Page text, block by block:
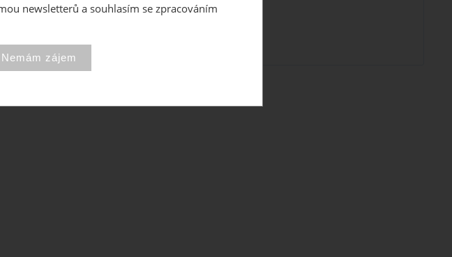
100,200 a 300
newsletterů a souhlasím se zpracováním